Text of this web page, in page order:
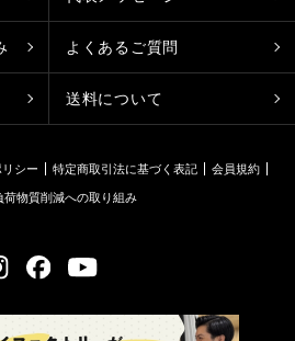
よくあるご質問
送料について
シー 特定商取引法に基づく表記 会員規約
荷物質削減への取り組み